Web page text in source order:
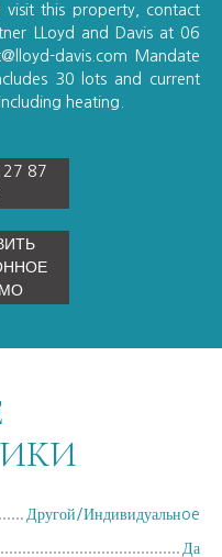
visit this property, contact
LLoyd and Davis at 06
davis.com Mandate
30 lots and current
heating.
27 87
Другой/Индивидуальнoe
Да